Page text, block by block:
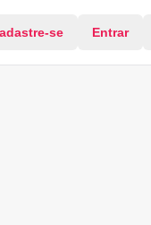
se Entrar